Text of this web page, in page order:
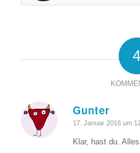
4
Gunter
sagte:
17. Januar 2016 um
Klar, hast du.